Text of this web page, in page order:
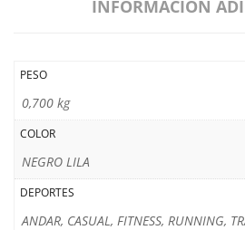
INFORMACIÓN
PESO
0,700 kg
COLOR
NEGRO LILA
DEPORTES
ANDAR, CASUAL, FITNESS, RUNNING,